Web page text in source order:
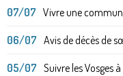
07/07 Vivre une
06/07 Avis de décès de
05/07 Suivre les Vosges